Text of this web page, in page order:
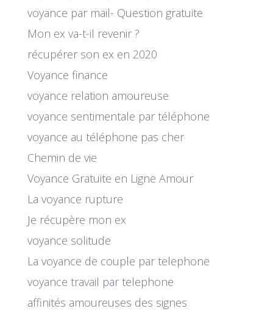
voyance par mail- Question gratuite
Mon ex va-t-il revenir ?
récupérer son ex en 2020
Voyance finance
voyance relation amoureuse
voyance sentimentale par téléphone
voyance au téléphone pas cher
Chemin de vie
Voyance Gratuite en Ligne Amour
La voyance rupture
Je récupère mon ex
voyance solitude
La voyance de couple par telephone
voyance travail par telephone
affinités amoureuses des signes